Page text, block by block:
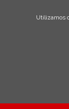
Utilizamos